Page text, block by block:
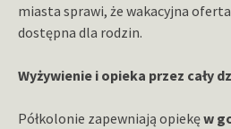
miasta sprawi, że wakacyjna
dostępna dla rodzin.
Wyżywienie i opieka przez cały
Półkolonie zapewniają opiekęw